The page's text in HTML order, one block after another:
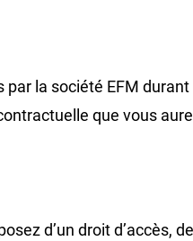
la société EFM
que vous
d’un droit d’accès,